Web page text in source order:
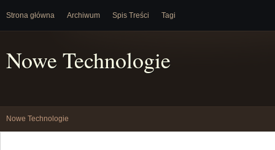
Strona główna Archiwum Spis Treści Tagi
Nowe Technologie
Nowe Technologie